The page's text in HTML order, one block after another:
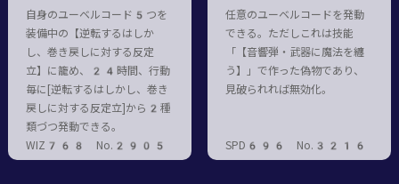
自身のユーベルコード5つを
装備中の【逆転するはしか
し、巻き戻しに対する反定
立】に籠め、24時間、行動
毎に[逆転するはしかし、巻き
戻しに対する反定立]から2種
類づつ発動できる。
WIZ768 No.2905
任意のユーベルコードを発動
できる。ただしこれは技能
「【音響弾・武器に魔法を纏
う】」で作った偽物であり、
見破られれば無効化。
SPD696 No.3216